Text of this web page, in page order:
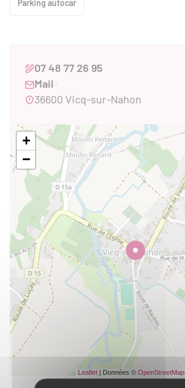
Parking autocar
07 48 77 26 95
Mail
36600 Vicq-sur-Nahon
+
−
Leaflet | Données © OpenStreetMap